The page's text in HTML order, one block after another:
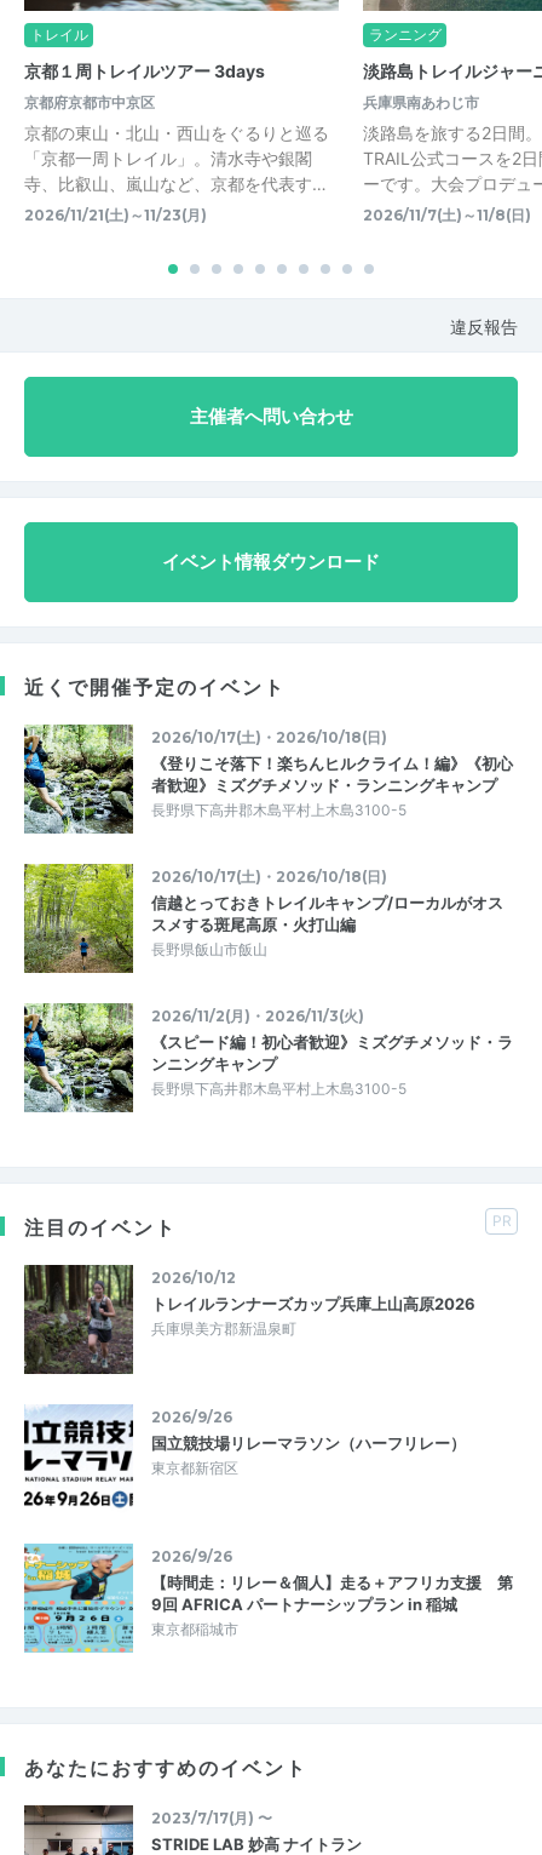
トレイル
京都１周トレイルツアー 3days
京都府京都市中京区
京都の東山・北山・西山をぐるりと巡る
「京都一周トレイル」。清水寺や銀閣
寺、比叡山、嵐山など、京都を代表す…
2026/11/21(土)～11/23(月)
ランニング
淡路島トレイルジャー
兵庫県南あわじ市
淡路島を旅する2日間
TRAIL公式コースを2
ーです。大会プロデュ
2026/11/7(土)～11/8(日)
違反報告
主催者へ問い合わせ
イベント情報ダウンロード
近くで開催予定のイベント
2026/10/17(土)・2026/10/18(日)
《登りこそ落下！楽ちんヒルクライム！編》《初心
者歓迎》ミズグチメソッド・ランニングキャンプ
長野県下高井郡木島平村上木島3100-5
2026/10/17(土)・2026/10/18(日)
信越とっておきトレイルキャンプ/ローカルがオス
スメする斑尾高原・火打山編
長野県飯山市飯山
2026/11/2(月)・2026/11/3(火)
《スピード編！初心者歓迎》ミズグチメソッド・ラ
ンニングキャンプ
長野県下高井郡木島平村上木島3100-5
注目のイベント PR
2026/10/12
トレイルランナーズカップ兵庫上山高原2026
兵庫県美方郡新温泉町
2026/9/26
国立競技場リレーマラソン（ハーフリレー）
東京都新宿区
2026/9/26
【時間走：リレー＆個人】走る＋アフリカ支援 第
9回 AFRICA パートナーシップラン in 稲城
東京都稲城市
あなたにおすすめのイベント
2023/7/17(月) 〜
STRIDE LAB 妙高 ナイトラン